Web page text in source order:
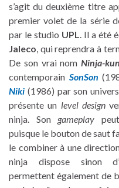
s’agit du deuxième titre
premier volet de la série
par le studio UPL. Il a été
Jaleco, qui reprendra à
De son vrai nomNinja-
contemporain SonSon
Niki (1986) par son
présente un level design
ninja. Son gameplay
puisque le bouton de saut
le combiner à une
ninja dispose sinon
permettent également de